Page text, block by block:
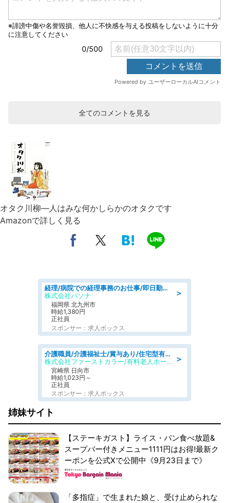
全てのコメントを見る
オタク川柳―人はみな何かしらかのオタクです
Amazonで詳しく見る
＞
経理/病院での経理事務のお仕事/即日勤務可/車通勤可/経理/一般事務
株式会社パソナ
福岡県 北九州市
時給1,380円
正社員
スポンサー：求人ボックス
＞
介護職員/介護福祉士/賞与あり/住宅型有料老人ホームの介護士/夜勤専従
株式会社ファーストカラー/有料老人ホーム みやこ
宮崎県 日向市
時給1,023円～
正社員
スポンサー：求人ボックス
姉妹サイト
【ステーキガスト】ライス・パン食べ放題&
スープバー付きメニュー1111円はお得!最新ク
ーポンを公式Xで公開中《9月23日まで》
「多指症」で生まれた娘と、受け止められな